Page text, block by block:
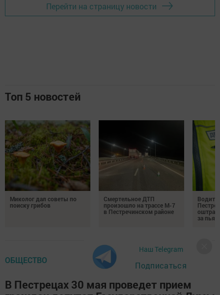
Перейти на страницу новости
Топ 5 новостей
Миколог дал советы по
поиску грибов
Смертельное ДТП
произошло на трассе М-7
в Пестречинском районе
за
ОБЩЕСТВО
В Пестрецах 30 мая проведет прием
Наш Telegram
Подписаться